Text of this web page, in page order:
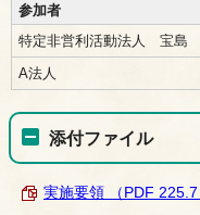
参加者
特定非営利活動法人 宝島
A法人
添付ファイル
実施要領 （PDF 225.7